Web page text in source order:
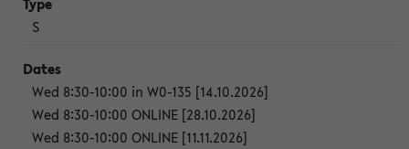
S
Wed 8:30-10:00 in W0-135 [14.10.2026]
Wed 8:30-10:00 ONLINE [28.10.2026]
Wed 8:30-10:00 ONLINE [11.11.2026]